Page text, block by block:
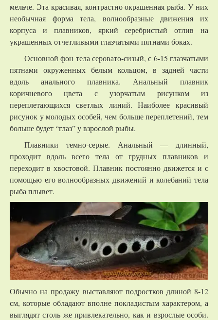
мельче. Эта красивая, контрастно окрашенная рыба. У них
необычная форма тела, волнообразные движения их
корпуса и плавников, яркий серебристый отлив на
украшенных отчетливыми глазчатыми пятнами боках.
Основной фон тела серовато-сизый, с 6-15 глазчатыми
пятнами окруженных белым кольцом, в задней части
вдоль анального плавника. Анальный плавник
коричневого цвета с узорчатым рисунком из
переплетающихся светлых линий. Наиболее красивый
рисунок у молодых особей, чем больше переплетений, тем
больше будет “глаз” у взрослой рыбы.
Плавники темно-серые. Анальный — длинный,
проходит вдоль всего тела от грудных плавников и
переходит в хвостовой. Плавник постоянно движется и с
помощью его волнообразных движений и колебаний тела
рыба плывет.
Обычно на продажу выставляют подростков длиной 8-12
см, которые обладают вполне покладистым характером, а
выглядят столь же привлекательно, как и взрослые особи.